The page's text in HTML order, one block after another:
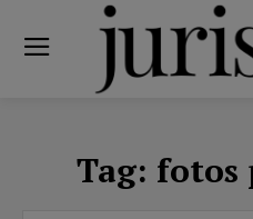
Tag: fotos